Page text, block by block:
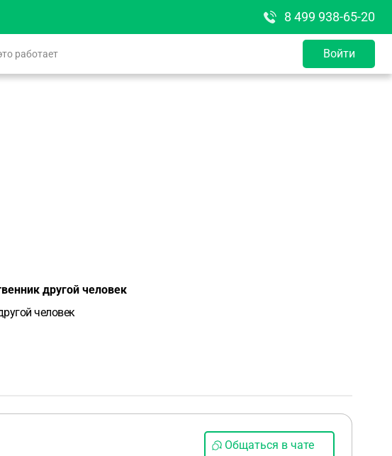
8 499 938-65-20
работает Войти
другой человек
человек
Общаться в чате